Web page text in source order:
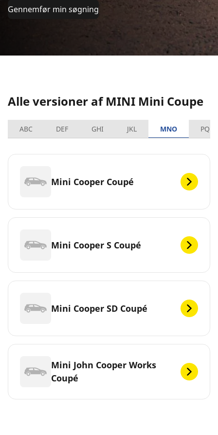
Gennemfør min søgning
Alle versioner af MINI Mini Coupe
ABC DEF GHI JKL MNO PQRS
Mini Cooper Coupé
Mini Cooper S Coupé
Mini Cooper SD Coupé
Mini John Cooper Works
Coupé